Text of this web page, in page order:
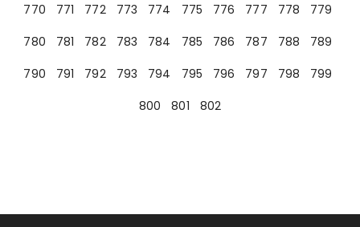
770
771 772 773 774 775 776 777 778
779
780
781 782 783 784 785 786 787 788
789
790
791 792 793 794 795 796 797 798
799
800
801 802